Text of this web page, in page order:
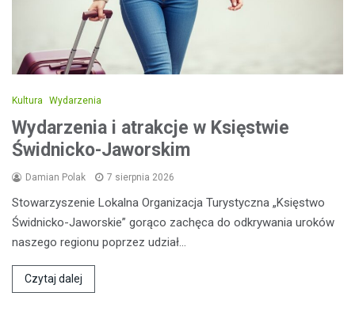
Kultura Wydarzenia
Wydarzenia i atrakcje w Księstwie
Świdnicko-Jaworskim
Damian Polak 7 sierpnia 2026
Stowarzyszenie Lokalna Organizacja Turystyczna „Księstwo
Świdnicko-Jaworskie” gorąco zachęca do odkrywania uroków
naszego regionu poprzez udział…
Czytaj dalej